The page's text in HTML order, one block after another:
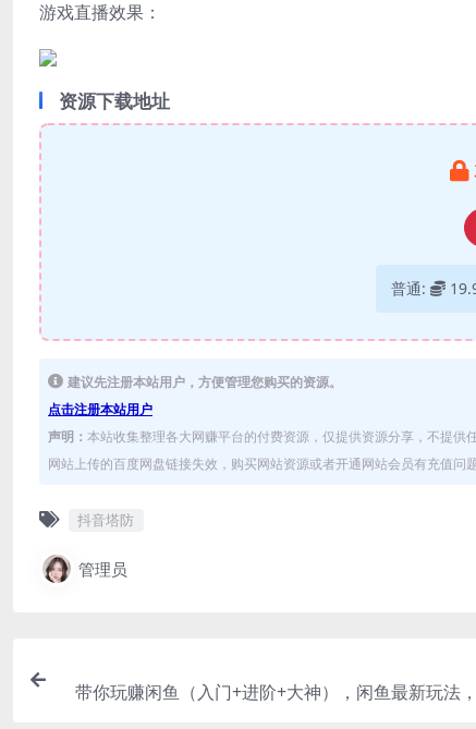
游戏直播效果：
资源下载地址
普通:
建议先注册本站用户，方便管理您购买的资源。
点击注册本站用户
声明： 本站收集整理各大网赚平台的付费资源，仅提供资源分享，不提供
网站上传的百度网盘链接失效，购买网站资源或者开通网站会员有充值
抖音塔防
管理员
带你玩赚闲鱼（入门+进阶+大神），闲鱼最新玩法